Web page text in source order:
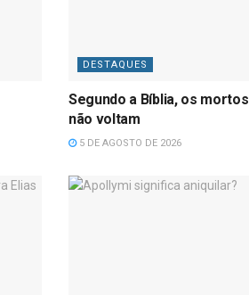
DESTAQUES
Segundo a Bíblia, os mortos
não voltam
5 DE AGOSTO DE 2026